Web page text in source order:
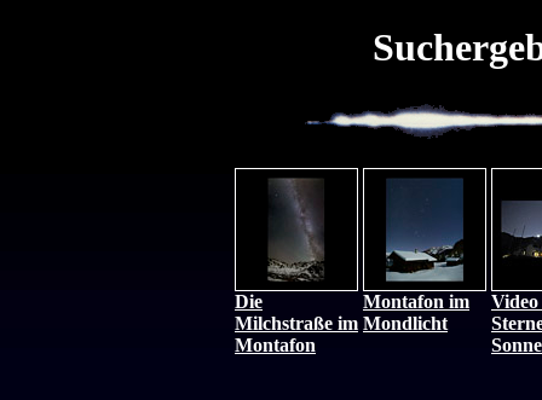
Die
Milchstraße im
Montafon
Montafon im
Mondlicht